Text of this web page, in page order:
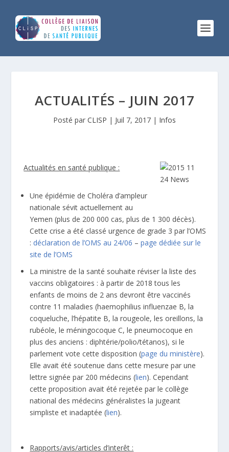
ACTUALITÉS – JUIN 2017
Posté par CLISP | Juil 7, 2017 | Infos
Actualités en santé publique :
Une épidémie de Choléra d’ampleur
nationale sévit actuellement au
Yemen (plus de 200 000 cas, plus de 1 300 décès).
Cette crise a été classé urgence de grade 3 par l’OMS
: déclaration de l’OMS au 24/06 –page dédiée sur le
site de l’OMS
La ministre de la santé souhaite réviser la liste des
vaccins obligatoires : à partir de 2018 tous les
enfants de moins de 2 ans devront être vaccinés
contre 11 maladies (haemophilius influenzae B, la
coqueluche, l’hépatite B, la rougeole, les oreillons, la
rubéole, le méningocoque C, le pneumocoque en
plus des anciens : diphtérie/polio/tétanos), si le
parlement vote cette disposition (page du ministère).
Elle avait été soutenue dans cette mesure par une
lettre signée par 200 médecins (lien). Cependant
cette proposition avait été rejetée par le collège
national des médecins généralistes la jugeant
simpliste et inadaptée (lien).
Rapports/avis/articles d’interêt :